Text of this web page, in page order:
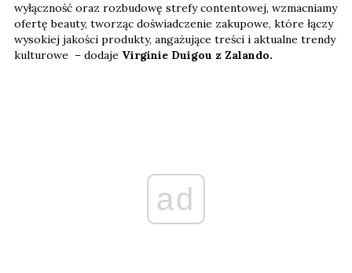
wyłączność oraz rozbudowę strefy contentowej, wzmacniamy
ofertę beauty, tworząc doświadczenie zakupowe, które łączy
wysokiej jakości produkty, angażujące treści i aktualne trendy
kulturowe – dodaje Virginie Duigou z Zalando.
ad